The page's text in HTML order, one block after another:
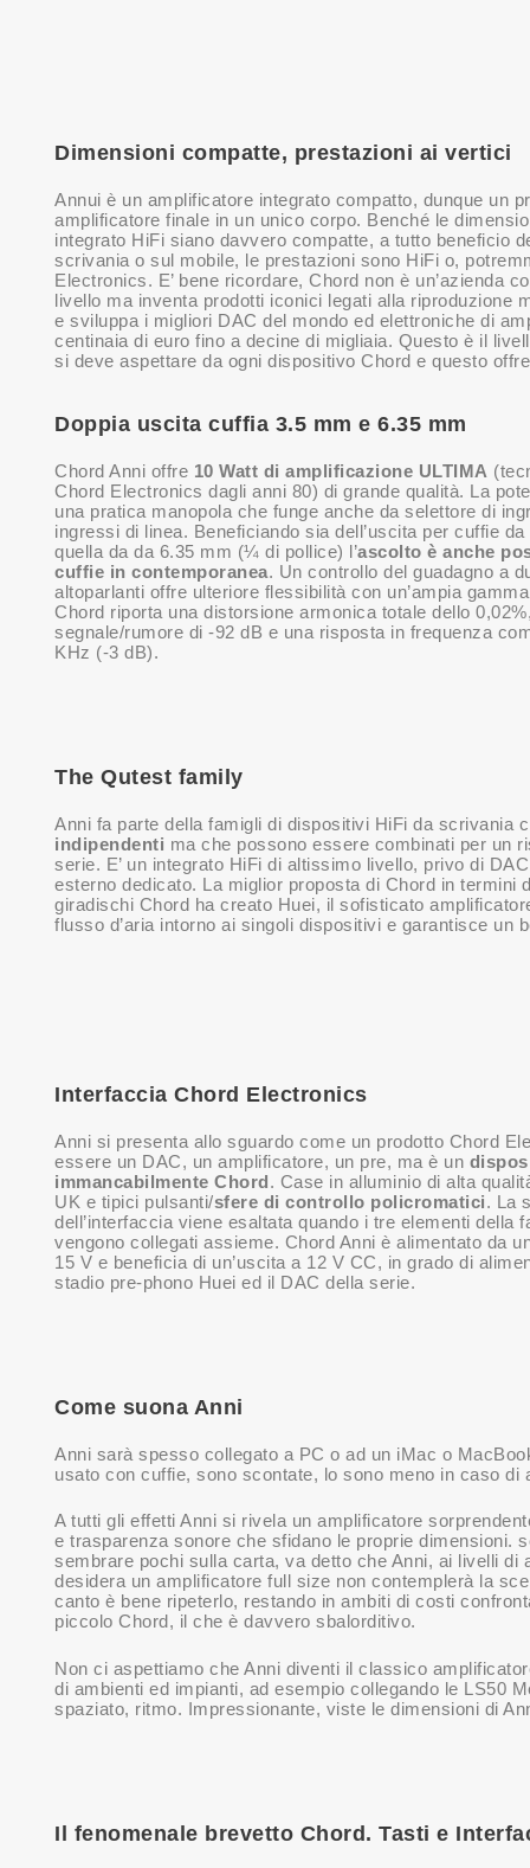
Dimensioni compatte, prestazioni ai vertici
Annui è un amplificatore integrato compatto, dunque un
amplificatore finale in un unico corpo. Benché le
integrato HiFi siano davvero compatte, a tutto beneficio
scrivania o sul mobile, le prestazioni sono HiFi o,
Electronics. E’ bene ricordare, Chord non è un’azienda
livello ma inventa prodotti iconici legati alla riproduzione
e sviluppa i migliori DAC del mondo ed elettroniche di
centinaia di euro fino a decine di migliaia. Questo è il
si deve aspettare da ogni dispositivo Chord e questo
Doppia uscita cuffia 3.5 mm e 6.35 mm
Chord Anni offre 10 Watt di amplificazione ULTIMA
Chord Electronics dagli anni 80) di grande qualità. La
una pratica manopola che funge anche da selettore di
ingressi di linea. Beneficiando sia dell’uscita per cuffie
quella da da 6.35 mm (¼ di pollice) l’ascolto è anche
cuffie in contemporanea. Un controllo del guadagno a
altoparlanti offre ulteriore flessibilità con un’ampia
Chord riporta una distorsione armonica totale dello
segnale/rumore di -92 dB e una risposta in frequenza
KHz (-3 dB).
The Qutest family
Anni fa parte della famigli di dispositivi HiFi da scrivania
indipendenti ma che possono essere combinati per un
serie. E’ un integrato HiFi di altissimo livello, privo di
esterno dedicato. La miglior proposta di Chord in
giradischi Chord ha creato Huei, il sofisticato
flusso d’aria intorno ai singoli dispositivi e garantisce un
Interfaccia Chord Electronics
Anni si presenta allo sguardo come un prodotto Chord
essere un DAC, un amplificatore, un pre, ma è un
immancabilmente Chord. Case in alluminio di alta
UK e tipici pulsanti/sfere di controllo policromatici. La
dell’interfaccia viene esaltata quando i tre elementi della
vengono collegati assieme. Chord Anni è alimentato da
15 V e beneficia di un’uscita a 12 V CC, in grado di
stadio pre-phono Huei ed il DAC della serie.
Come suona Anni
Anni sarà spesso collegato a PC o ad un iMac o
usato con cuffie, sono scontate, lo sono meno in caso di
A tutti gli effetti Anni si rivela un amplificatore
e trasparenza sonore che sfidano le proprie dimensioni.
sembrare pochi sulla carta, va detto che Anni, ai livelli
desidera un amplificatore full size non contemplerà la
canto è bene ripeterlo, restando in ambiti di costi
piccolo Chord, il che è davvero sbalorditivo.
Non ci aspettiamo che Anni diventi il classico
di ambienti ed impianti, ad esempio collegando le LS50
spaziato, ritmo. Impressionante, viste le dimensioni di
Il fenomenale brevetto Chord. Tasti e